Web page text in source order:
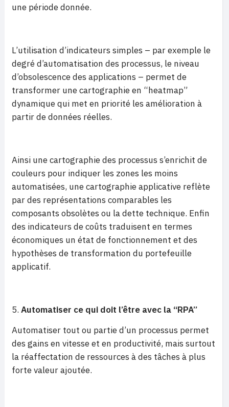
une période donnée.
L’utilisation d’indicateurs simples – par exemple le
degré d’automatisation des processus, le niveau
d’obsolescence des applications – permet de
transformer une cartographie en “heatmap”
dynamique qui met en priorité les amélioration à
partir de données réelles.
Ainsi une cartographie des processus s’enrichit de
couleurs pour indiquer les zones les moins
automatisées, une cartographie applicative reflète
par des représentations comparables les
composants obsolètes ou la dette technique. Enfin
des indicateurs de coûts traduisent en termes
économiques un état de fonctionnement et des
hypothèses de transformation du portefeuille
applicatif.
Automatiser ce qui doit l’être avec la “RPA”
Automatiser tout ou partie d’un processus permet
des gains en vitesse et en productivité, mais surtout
la réaffectation de ressources à des tâches à plus
forte valeur ajoutée.